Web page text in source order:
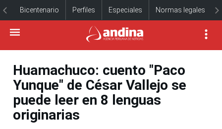
Bicentenario Perfiles Especiales Normas legales
Huamachuco: cuento "Paco
Yunque" de César Vallejo se
puede leer en 8 lenguas
originarias